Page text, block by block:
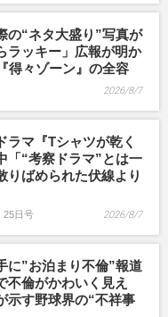
の“ネタ大盛り”写真が
ラッキー」広報が明か
得々ゾーン』の全容
2026/8/7
ラマ『Tシャツが乾く
「“考察ドラマ”とは一
りばめられた伏線より
25日号 2026/8/7
に”お泊まり不倫”報道
不倫がかわいく見え
示す野球界の“不祥事